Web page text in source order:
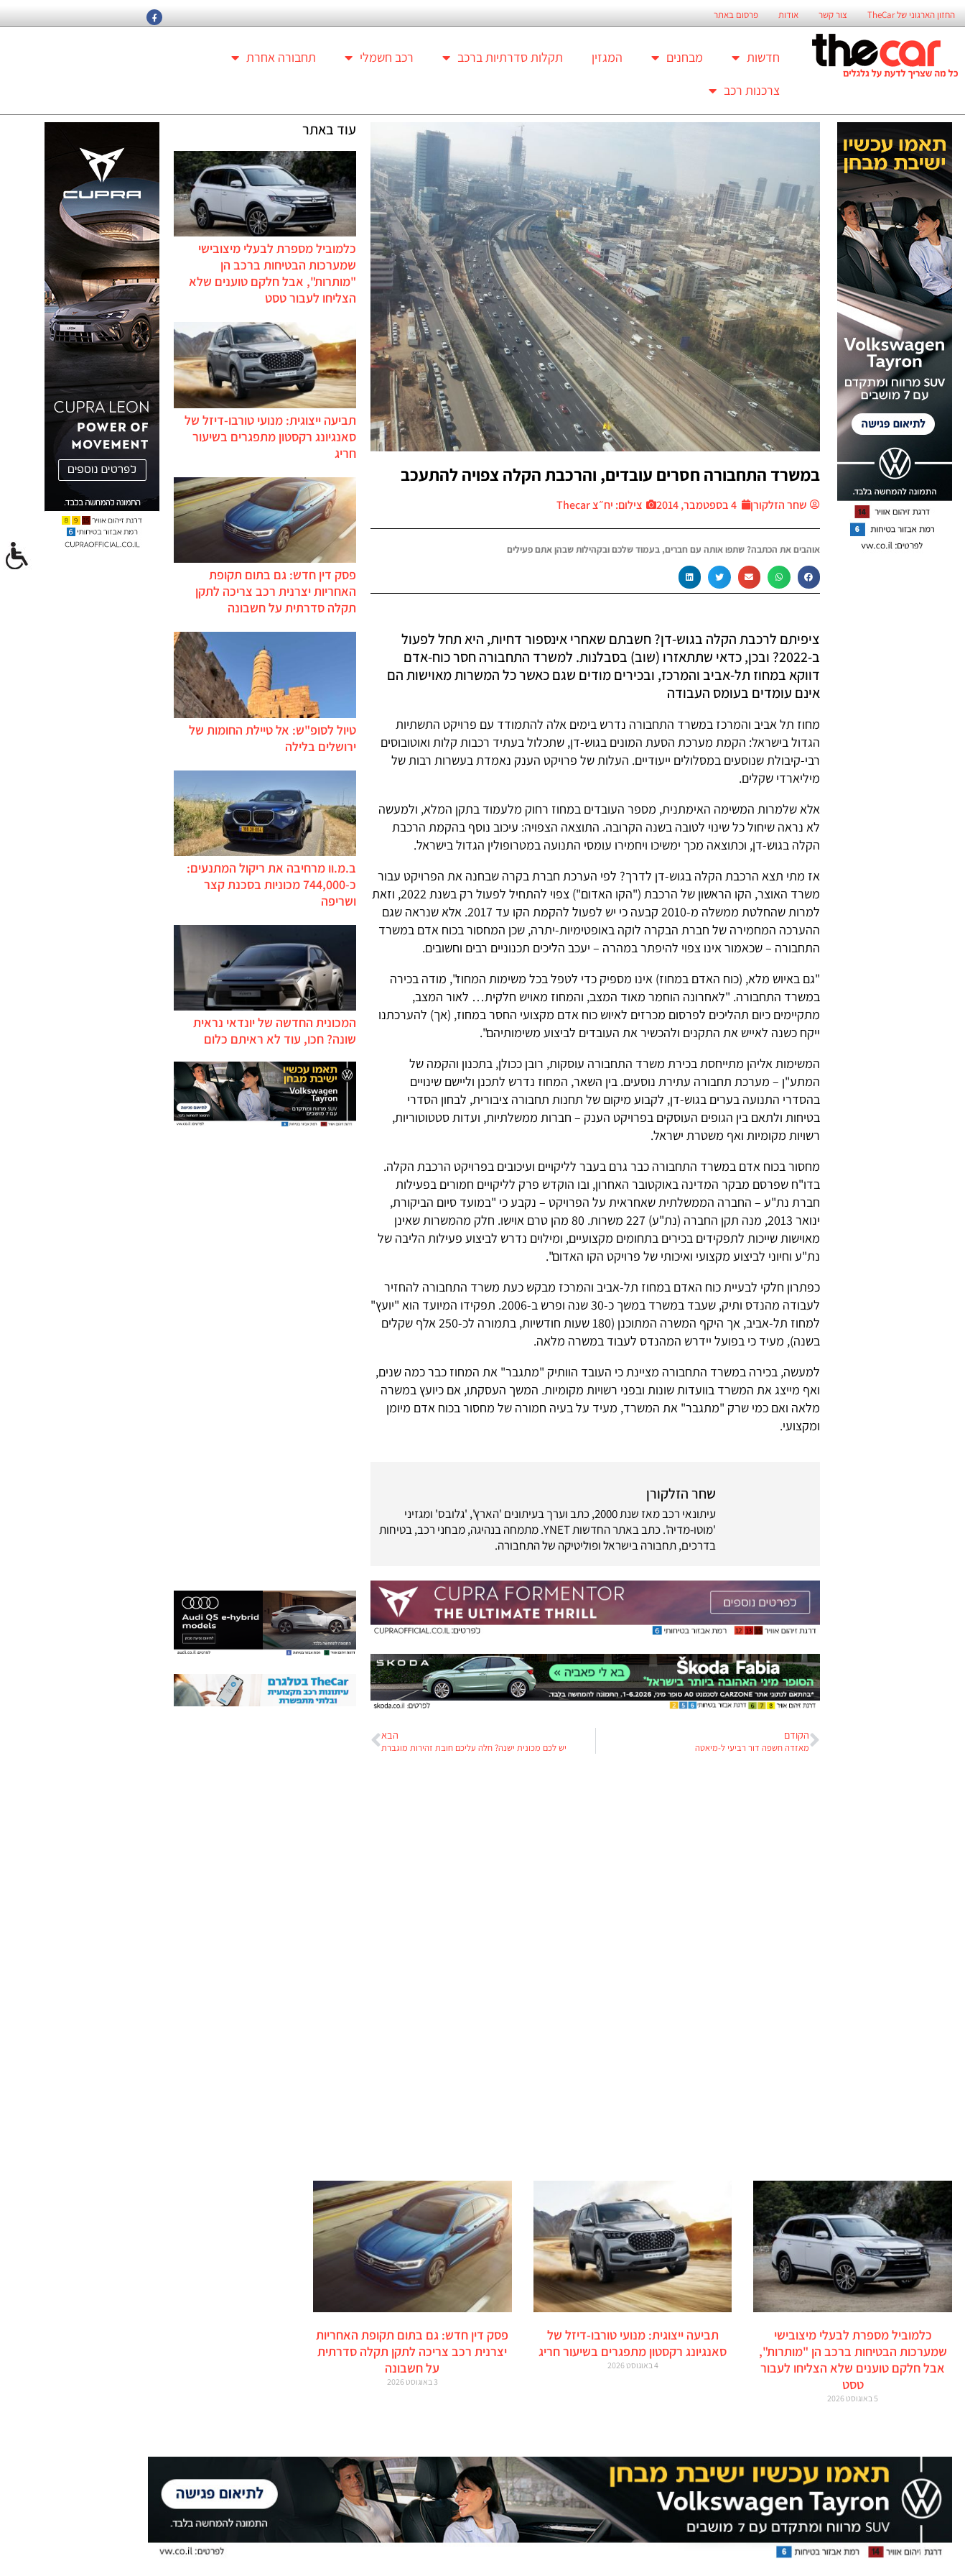
החזון הארגוני של TheCar צור קשר אודות פרסום באתר
חדשות מבחנים המגזין תקלות סדרתיות ברכב רכב חשמלי
תחבורה אחרת
צרכנות רכב
במשרד התחבורה חסרים עובדים, והרכבת הקלה צפויה להתעכב
שחר הזלקורן 4 בספטמבר, 2014 צילום: יח״צ Thecar
אוהבים את הכתבה? שתפו אותה עם חברים, בעמוד שלכם ובקהילות שבהן אתם פעילים
ציפיתם לרכבת הקלה בגוש-דן? חשבתם שאחרי אינספור דחיות, היא תחל לפעול
ב-2022? ובכן, כדאי שתתאזרו (שוב) בסבלנות. למשרד התחבורה חסר כוח-אדם
דווקא במחוז תל-אביב והמרכז, ובכירים מודים שגם כאשר כל המשרות מאוישות הם
אינם עומדים בעומס העבודה
מחוז תל אביב והמרכז במשרד התחבורה נדרש בימים אלה להתמודד עם פרויקט התשתיות
הגדול בישראל: הקמת מערכת הסעת המונים בגוש-דן, שתכלול בעתיד רכבות קלות ואוטובוסים
רבי-קיבולת שנוסעים במסלולים ייעודיים. העלות של פרויקט הענק נאמדת בעשרות רבות של
מיליארדי שקלים.
אלא שלמרות המשימה האימתנית, מספר העובדים במחוז רחוק מלעמוד בתקן המלא, ולמעשה
לא נראה שיחול כל שינוי לטובה בשנה הקרובה. התוצאה הצפויה: עיכוב נוסף בהקמת הרכבת
הקלה בגוש-דן, וכתוצאה מכך ימשיכו ויחמירו עומסי התנועה במטרופולין הגדול בישראל.
אז מתי תצא הרכבת הקלה בגוש-דן לדרך? לפי הערכת חברת בקרה שבחנה את הפרויקט עבור
משרד האוצר, הקו הראשון של הרכבת ("הקו האדום") צפוי להתחיל לפעול רק בשנת 2022, וזאת
למרות שהחלטת ממשלה מ-2010 קבעה כי יש לפעול להקמת הקו עד 2017. אלא שנראה שגם
ההערכה המחמירה של חברת הבקרה לוקה באופטימיות-יתרה, שכן המחסור בכוח אדם במשרד
התחבורה – שכאמור אינו צפוי להיפתר במהרה – יעכב הליכים תכנוניים רבים וחשובים.
"גם באיוש מלא, (כוח האדם במחוז) אינו מספיק כדי לטפל בכל משימות המחוז", מודה בכירה
במשרד התחבורה. "לאחרונה הוחמר מאוד המצב, והמחוז מאויש חלקית… לאור המצב,
מתקיימים כיום תהליכים לפרסום מכרזים לאיוש כוח אדם מקצועי החסר במחוז, (אך) להערכתנו
ייקח כשנה לאייש את התקנים ולהכשיר את העובדים לביצוע משימותיהם".
המשימות אליהן מתייחסת בכירת משרד התחבורה עוסקות, רובן ככולן, בתכנון והקמה של
המתע"ן – מערכת תחבורה עתירת נוסעים. בין השאר, המחוז נדרש לתכנן וליישם שינויים
בהסדרי התנועה בערים בגוש-דן, לקבוע מיקום של תחנות תחבורה ציבורית, לבחון הסדרי
בטיחות ולתאם בין הגופים העוסקים בפרויקט הענק – חברות ממשלתיות, ועדות סטטוטוריות,
רשויות מקומיות ואף משטרת ישראל.
מחסור בכוח אדם במשרד התחבורה כבר גרם בעבר לליקויים ועיכובים בפרויקט הרכבת הקלה.
בדו"ח שפרסם מבקר המדינה באוקטובר האחרון, ובו הוקדש פרק לליקויים חמורים בפעילות
חברת נת"ע – החברה הממשלתית שאחראית על הפרויקט – נקבע כי "במועד סיום הביקורת,
ינואר 2013, מנה תקן החברה (נת"ע) 227 משרות. 80 מהן טרם אוישו. חלק מהמשרות שאינן
מאוישות שייכות לתפקידים בכירים בתחומים מקצועיים, ומילוים נדרש לביצוע פעילות הליבה של
נת"ע וחיוני לביצוע מקצועי ואיכותי של פרויקט הקו האדום".
כפתרון חלקי לבעיית כוח האדם במחוז תל-אביב והמרכז מבקש כעת משרד התחבורה להחזיר
לעבודה מהנדס ותיק, שעבד במשרד במשך כ-30 שנה ופרש ב-2006. תפקידו המיועד הוא "יועץ"
למחוז תל-אביב, אך היקף המשרה המתוכנן (180 שעות חודשיות, בתמורה לכ-250 אלף שקלים
בשנה), מעיד כי בפועל יידרש המהנדס לעבוד במשרה מלאה.
למעשה, בכירה במשרד התחבורה מציינת כי העובד הוותיק "מתגבר" את המחוז כבר כמה שנים,
ואף מייצג את המשרד בוועדות שונות ובפני רשויות מקומיות. המשך העסקתו, אם כיועץ במשרה
מלאה ואם כמי שרק "מתגבר" את המשרד, מעיד על בעיה חמורה של מחסור בכוח אדם מיומן
ומקצועי.
שחר הזלקורן
עיתונאי רכב מאז שנת 2000, כתב וערך בעיתונים 'הארץ', 'גלובס' ומגזיני
'מוטו-מדיה'. כתב באתר החדשות YNET. מתמחה בנהיגה, מבחני רכב, בטיחות
בדרכים, תחבורה בישראל ופוליטיקה של התחבורה.
הקודם
מאזדה חשפה דור רביעי ל-מיאטה
הבא
יש לכם מכונית ישנה? חלה עליכם חובת זהירות מוגברת
עוד באתר
כלמוביל מספרת לבעלי מיצובישי
שמערכות הבטיחות ברכב הן
"מותרות", אבל חלקם טוענים שלא
הצליחו לעבור טסט
תביעה ייצוגית: מנועי טורבו-דיזל של
סאנגיונג רקסטון מתפגרים בשיעור
חריג
פסק דין חדש: גם בתום תקופת
האחריות יצרנית רכב צריכה לתקן
תקלה סדרתית על חשבונה
טיול לסופ"ש: אל טיילת החומות של
ירושלים בלילה
ב.מ.וו מרחיבה את ריקול המתנעים:
כ-744,000 מכוניות בסכנת קצר
ושריפה
המכונית החדשה של יונדאי נראית
שונה? חכו, עוד לא ראיתם כלום
כלמוביל מספרת לבעלי מיצובישי
שמערכות הבטיחות ברכב הן "מותרות",
אבל חלקם טוענים שלא הצליחו לעבור
טסט
5 באוגוסט 2026
תביעה ייצוגית: מנועי טורבו-דיזל של
סאנגיונג רקסטון מתפגרים בשיעור חריג
4 באוגוסט 2026
פסק דין חדש: גם בתום תקופת האחריות
יצרנית רכב צריכה לתקן תקלה סדרתית
על חשבונה
3 באוגוסט 2026